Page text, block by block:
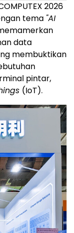
2026
tema "AI
data
membuktikan
pintar,
(IoT).